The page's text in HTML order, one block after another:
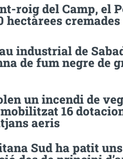
roig del Camp, el
hectàrees cremades
industrial de
de fum negre de
un incendi de
16
aeris
Sud ha patit